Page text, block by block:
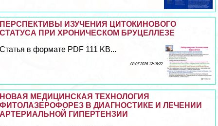
ПЕРСПЕКТИВЫ ИЗУЧЕНИЯ ЦИТОКИНОВОГО
СТАТУСА ПРИ ХРОНИЧЕСКОМ БРУЦЕЛЛЕЗЕ
Статья в формате PDF 111 KB...
08 07 2026 12:16:22
НОВАЯ МЕДИЦИНСКАЯ ТЕХНОЛОГИЯ
ФИТОЛАЗЕРОФОРЕЗ В ДИАГНОСТИКЕ И ЛЕЧЕНИИ
АРТЕРИАЛЬНОЙ ГИПЕРТЕНЗИИ